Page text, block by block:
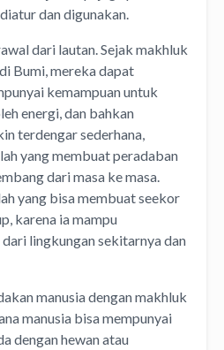
dan digunakan.
dari lautan. Sejak makhluk
Bumi, mereka dapat
kemampuan untuk
energi, dan bahkan
terdengar sederhana,
yang membuat peradaban
dari masa ke masa.
yang bisa membuat seekor
karena ia mampu
lingkungan sekitarnya dan
manusia dengan makhluk
manusia bisa mempunyai
dengan hewan atau